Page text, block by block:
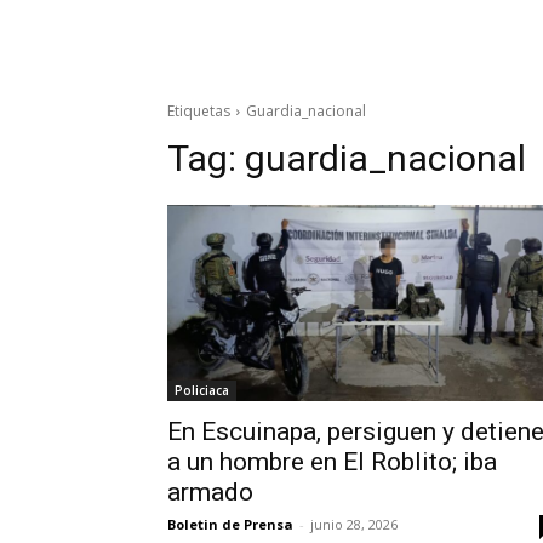
Etiquetas Guardia_nacional
Tag: guardia_nacional
Policiaca
En Escuinapa, persiguen y
a un hombre en El Roblito; iba
armado
Boletin de Prensa - junio 28, 2026